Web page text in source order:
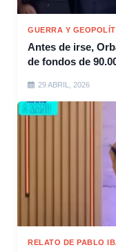
GUERRA Y
Antes de irse,
de fondos de
29 ABRIL, 2026
RELATO DE PABLO